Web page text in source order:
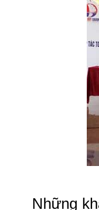
Những